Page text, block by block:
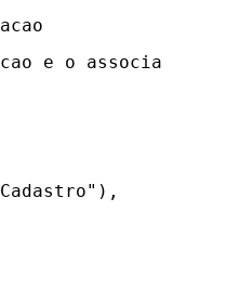
e o associa